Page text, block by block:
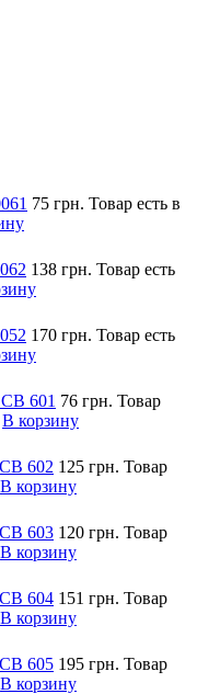
75 грн. Товар есть в
138 грн. Товар есть
170 грн. Товар есть
601 76 грн. Товар
В корзину
602 125 грн. Товар
В корзину
603 120 грн. Товар
В корзину
604 151 грн. Товар
В корзину
605 195 грн. Товар
В корзину